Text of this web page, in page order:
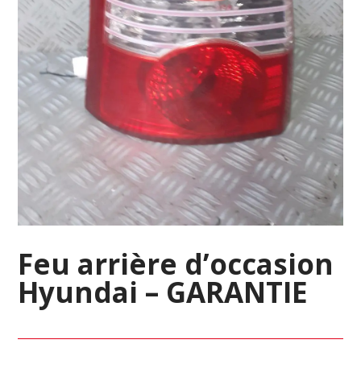
Feu arrière d’occasion
Hyundai – GARANTIE